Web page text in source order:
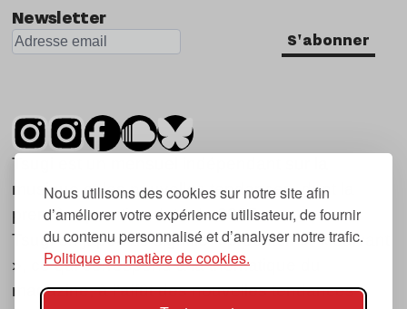
Nous utilisons des cookies sur notre site afin
d’améliorer votre expérience utilisateur, de fournir
du contenu personnalisé et d’analyser notre trafic.
Politique en matière de cookies.
Newsletter
S'abonner
Tsugi est un mensuel indépendant sur la
musique et les nouvelles tendances, dont la
première parution date de 2007.
Tsugi en japonais signifie « prochain », « suivant
», ce qui correspond à la thématique du
magazine, à l’affût des nouvelles tendances